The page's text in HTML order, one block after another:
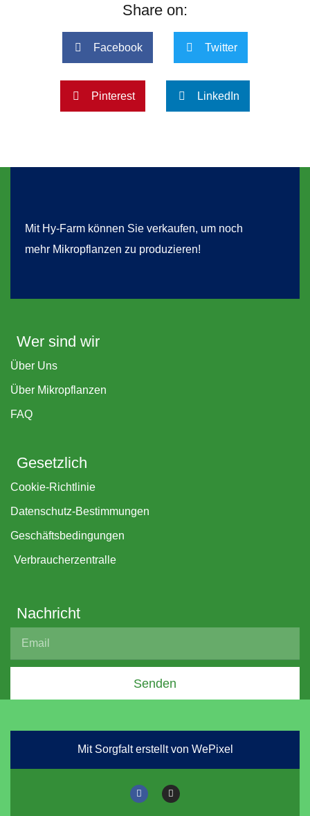
Share on:
Facebook Twitter
Pinterest LinkedIn
Mit Hy-Farm können Sie verkaufen, um noch
mehr Mikropflanzen zu produzieren!
Wer sind wir
Über Uns
Über Mikropflanzen
FAQ
Gesetzlich
Cookie-Richtlinie
Datenschutz-Bestimmungen
Geschäftsbedingungen
Verbraucherzentralle
Nachricht
Senden
Mit Sorgfalt erstellt von WePixel